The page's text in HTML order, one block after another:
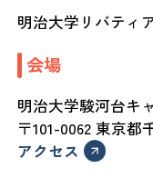
明治大学リバティ
会場
明治大学駿河台キ
〒101-0062 東京都
アクセス